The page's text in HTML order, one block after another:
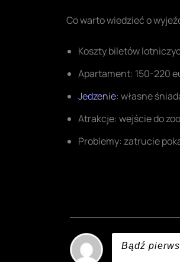
Co warto wiedzieć o
Koszty biletów
Apartament: 150-220
Jedzenie: własne
Atrakcje: wejście do
Problemy: zatrucie